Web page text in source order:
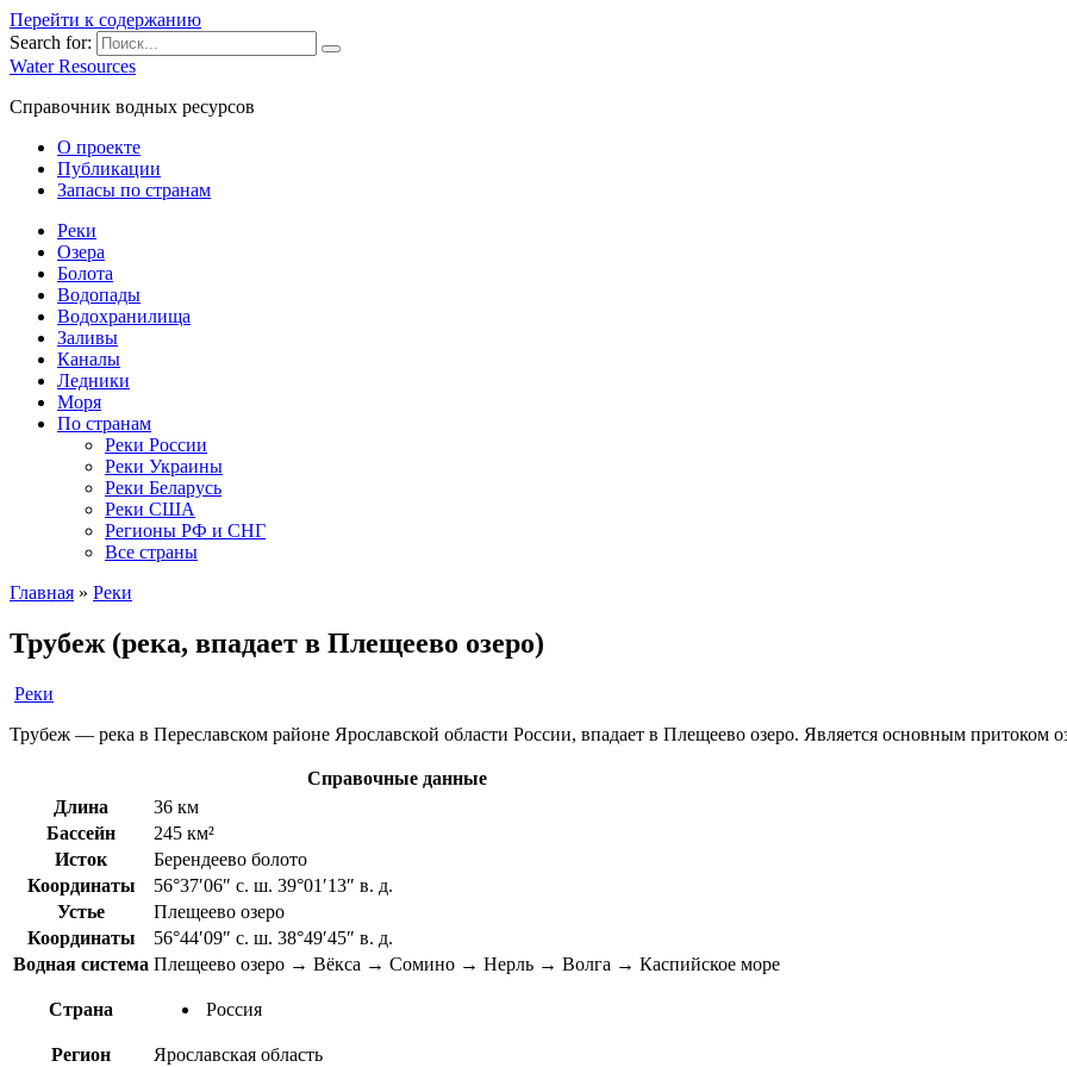
Перейти к содержанию
Search for:
Water Resources
Справочник водных ресурсов
О проекте
Публикации
Запасы по странам
Реки
Озера
Болота
Водопады
Водохранилища
Заливы
Каналы
Ледники
Моря
По странам
Реки России
Реки Украины
Реки Беларусь
Реки США
Регионы РФ и СНГ
Все страны
Главная » Реки
Трубеж (река, впадает в Плещеево озеро)
Реки
Трубеж — река в Переславском районе Ярославской области России, впадает в Плещеево озеро. Является основным притоком
Справочные данные
Длина
36 км
Бассейн
245 км²
Исток
Берендеево болото
Координаты
56°37′06″ с. ш. 39°01′13″ в. д.
Устье
Плещеево озеро
Координаты
56°44′09″ с. ш. 38°49′45″ в. д.
Водная система Плещеево озеро → Вёкса → Сомино → Нерль → Волга → Каспийское море
Страна Россия
Регион Ярославская область